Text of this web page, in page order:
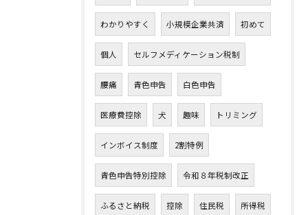
わかりやすく 小規模企業共済 初めて
個人 セルフメディケーション税制
腰痛 青色申告 白色申告
医療費控除 犬 趣味 トリミング
インボイス制度 2割特例
青色申告特別控除 令和８年税制改正
ふるさと納税 控除 住民税 所得税